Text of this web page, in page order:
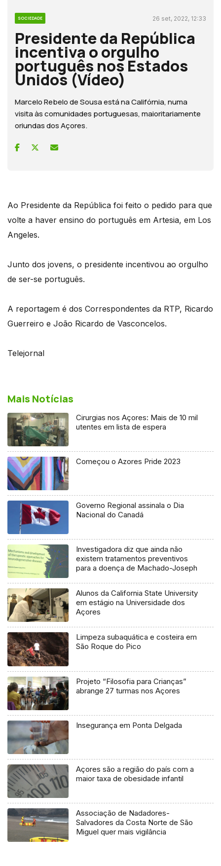
SOCIEDADE 26 set, 2022, 12:33
Presidente da República
incentiva o orgulho
português nos Estados
Unidos (Vídeo)
Marcelo Rebelo de Sousa está na Califórnia, numa
visita às comunidades portuguesas, maioritariamente
oriundas dos Açores.
Ao Presidente da República foi feito o pedido para que
volte a haver ensino do português em Artesia, em Los
Angeles.
Junto dos jovens, o presidente incentivou ao orgulho
de ser-se português.
A reportagem é dos Correspondentes da RTP, Ricardo
Guerreiro e João Ricardo de Vasconcelos.
Telejornal
Mais Notícias
Cirurgias nos Açores: Mais de 10 mil
utentes em lista de espera
Começou o Azores Pride 2023
Governo Regional assinala o Dia
Nacional do Canadá
Investigadora diz que ainda não
existem tratamentos preventivos
para a doença de Machado-Joseph
Alunos da California State University
em estágio na Universidade dos
Açores
Limpeza subaquática e costeira em
São Roque do Pico
Projeto “Filosofia para Crianças”
abrange 27 turmas nos Açores
Insegurança em Ponta Delgada
Açores são a região do país com a
maior taxa de obesidade infantil
Associação de Nadadores-
Salvadores da Costa Norte de São
Miguel quer mais vigilância